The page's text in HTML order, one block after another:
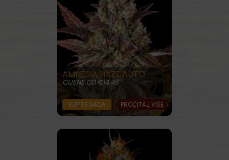
AMNESIA HAZE AUTO
CIJENE OD €14.46
KUPITE SADA PROČITAJ VIŠE